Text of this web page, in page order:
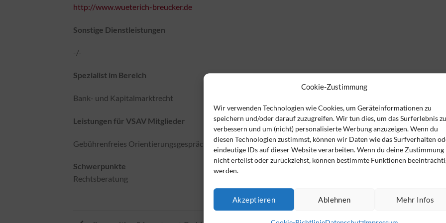
Cookie-Zustimmung
Wir verwenden Technologien wie Cookies, um Geräteinformationen zu
speichern und/oder darauf zuzugreifen. Wir tun dies, um das Surferlebnis zu
verbessern und um (nicht) personalisierte Werbung anzuzeigen. Wenn du
diesen Technologien zustimmst, können wir Daten wie das Surfverhalten
eindeutige IDs auf dieser Website verarbeiten. Wenn du deine Zustimmung
nicht erteilst oder zurückziehst, können bestimmte Funktionen
werden.
Akzeptieren Ablehnen Mehr Infos
http://www.wueterich-breucker.de
Sonstige Dienstleistungen
-/-
Spezialist im Bereich
Bank- und Kapitalmarktrecht
Leistungen für VSAV Mitglieder
Gebührenfreies Orientierungsgespräch im Bereich Banken- und Kapitalmarktrecht
Schwerpunkte
Rechtsberatung